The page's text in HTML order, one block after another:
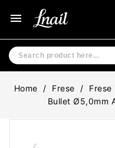
menu
Home Frese Frese
Bullet Ø5,0mm